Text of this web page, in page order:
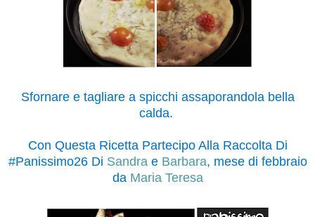
Sfornare e tagliare a spicchi assaporandola bella
calda.
Con Questa Ricetta Partecipo Alla Raccolta Di
#Panissimo26 Di Sandra e Barbara, mese di febbraio
daMaria Teresa